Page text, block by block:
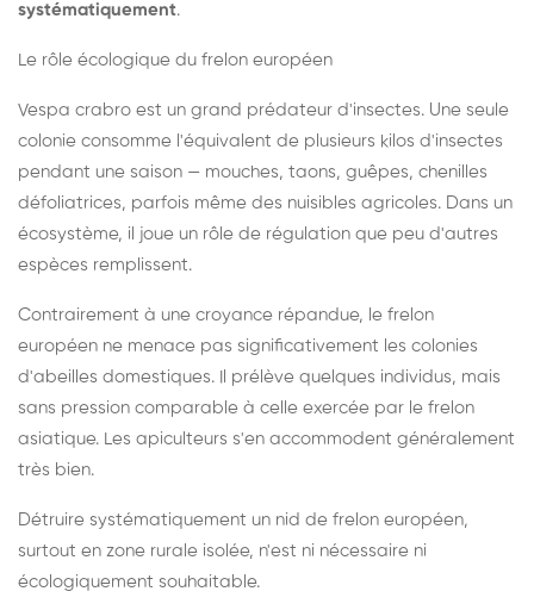
systématiquement.
Le rôle écologique du frelon européen
Vespa crabro est un grand prédateur d'insectes. Une seule
colonie consomme l'équivalent de plusieurs kilos d'insectes
pendant une saison — mouches, taons, guêpes, chenilles
défoliatrices, parfois même des nuisibles agricoles. Dans un
écosystème, il joue un rôle de régulation que peu d'autres
espèces remplissent.
Contrairement à une croyance répandue, le frelon
européen ne menace pas significativement les colonies
d'abeilles domestiques. Il prélève quelques individus, mais
sans pression comparable à celle exercée par le frelon
asiatique. Les apiculteurs s'en accommodent généralement
très bien.
Détruire systématiquement un nid de frelon européen,
surtout en zone rurale isolée, n'est ni nécessaire ni
écologiquement souhaitable.